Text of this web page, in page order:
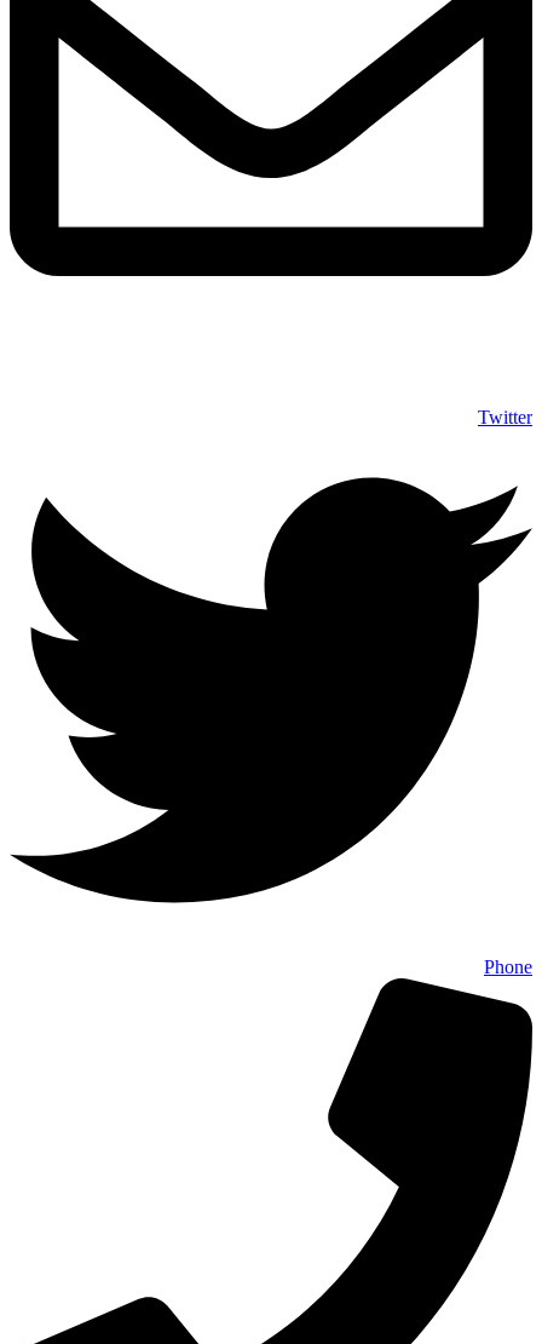
Twitter
Phone